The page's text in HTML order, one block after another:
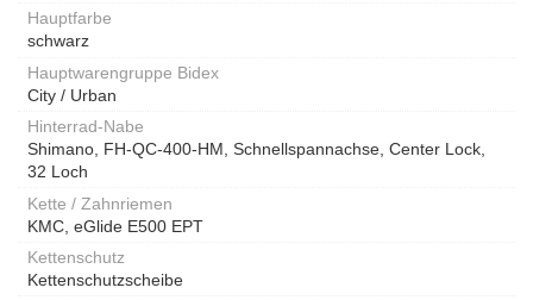
Hauptfarbe
schwarz
Hauptwarengruppe Bidex
City / Urban
Hinterrad-Nabe
Shimano, FH-QC-400-HM, Schnellspannachse, Center Lock,
32 Loch
Kette / Zahnriemen
KMC, eGlide E500 EPT
Kettenschutz
Kettenschutzscheibe